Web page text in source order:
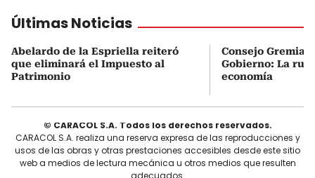
Últimas Noticias
Abelardo de la Espriella reiteró
que eliminará el Impuesto al
Patrimonio
Consejo Gremial
Gobierno: La
economía
© CARACOL S.A. Todos los derechos reservados.
CARACOL S.A. realiza una reserva expresa de las reproducciones y
usos de las obras y otras prestaciones accesibles desde este sitio
web a medios de lectura mecánica u otros medios que resulten
adecuados.